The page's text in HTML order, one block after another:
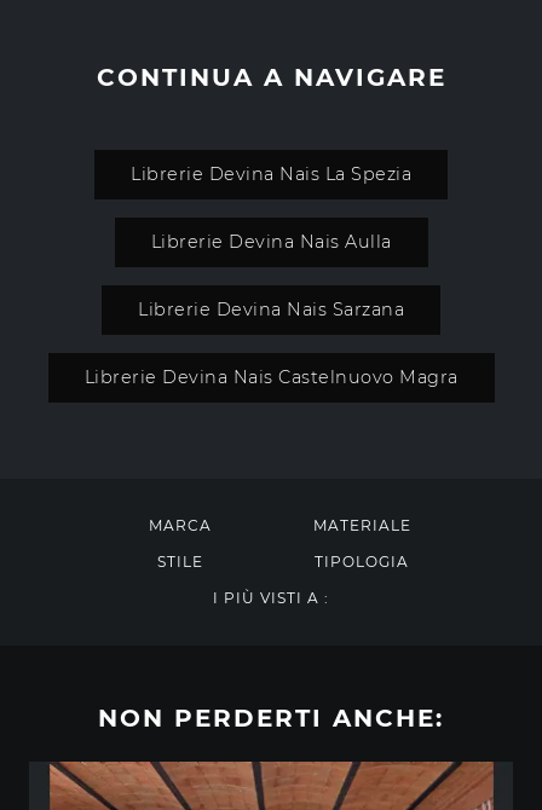
CONTINUA A NAVIGARE
Librerie Devina Nais La Spezia
Librerie Devina Nais Aulla
Librerie Devina Nais Sarzana
Librerie Devina Nais Castelnuovo Magra
MARCA
MATERIALE
STILE
TIPOLOGIA
I PIÙ VISTI A :
NON PERDERTI ANCHE: